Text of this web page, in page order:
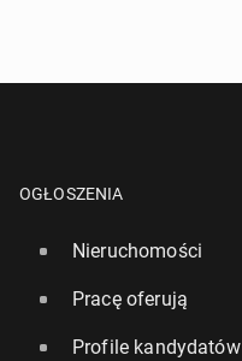
OGŁOSZENIA
Nieruchomości
Pracę oferują
Profile kandydatów